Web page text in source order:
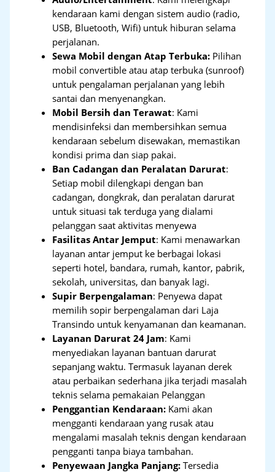
kendaraan kami dengan sistem audio (radio,
USB, Bluetooth, Wifi) untuk hiburan selama
perjalanan.
Sewa Mobil dengan Atap Terbuka: Pilihan
mobil convertible atau atap terbuka (sunroof)
untuk pengalaman perjalanan yang lebih
santai dan menyenangkan.
Mobil Bersih dan Terawat: Kami
mendisinfeksi dan membersihkan semua
kendaraan sebelum disewakan, memastikan
kondisi prima dan siap pakai.
Ban Cadangan dan Peralatan Darurat:
Setiap mobil dilengkapi dengan ban
cadangan, dongkrak, dan peralatan darurat
untuk situasi tak terduga yang dialami
pelanggan saat aktivitas menyewa
Fasilitas Antar Jemput: Kami menawarkan
layanan antar jemput ke berbagai lokasi
seperti hotel, bandara, rumah, kantor, pabrik,
sekolah, universitas, dan banyak lagi.
Supir Berpengalaman: Penyewa dapat
memilih sopir berpengalaman dari Laja
Transindo untuk kenyamanan dan keamanan.
Layanan Darurat 24 Jam: Kami
menyediakan layanan bantuan darurat
sepanjang waktu. Termasuk layanan derek
atau perbaikan sederhana jika terjadi masalah
teknis selama pemakaian Pelanggan
Penggantian Kendaraan: Kami akan
mengganti kendaraan yang rusak atau
mengalami masalah teknis dengan kendaraan
pengganti tanpa biaya tambahan.
Penyewaan Jangka Panjang: Tersedia